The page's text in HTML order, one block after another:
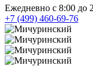
Ежедневно с 8:00 до
+7 (499) 460-69-76